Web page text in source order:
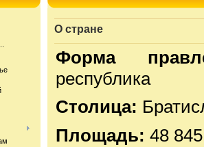
О стране
Форма
республика
Столица:
Площадь: 48